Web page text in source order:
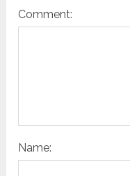
Comment:
Name: